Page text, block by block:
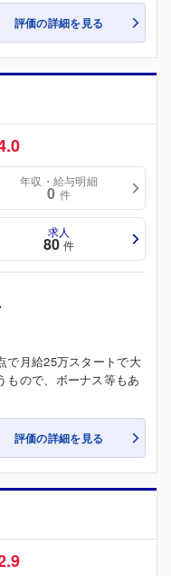
評価の詳細を見る
年収・給与明細
0 件
求人
80 件
で月給25万スタートで大
もので、ボーナス等もあ
評価の詳細を見る